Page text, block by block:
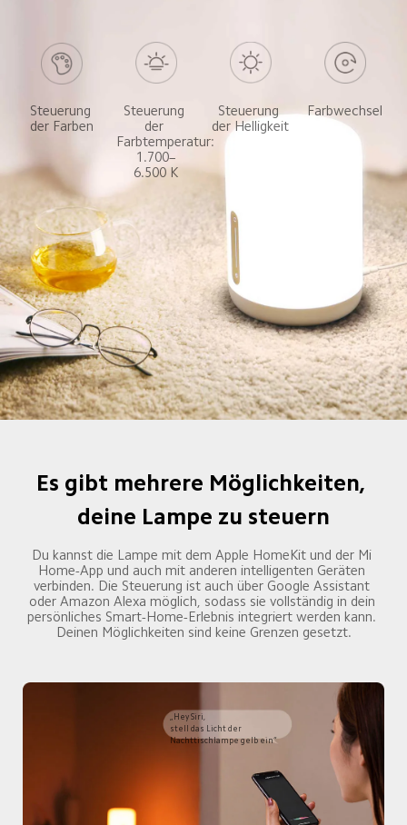
Steuerung
der Farben
Steuerung
der
Farbtemperatur:
1.700–
6.500 K
Steuerung
der Helligkeit
Farbwechsel
Es gibt mehrere Möglichkeiten,
deine Lampe zu steuern
Du kannst die Lampe mit dem Apple HomeKit und der Mi
Home-App und auch mit anderen intelligenten Geräten
verbinden. Die Steuerung ist auch über Google Assistant
oder Amazon Alexa möglich, sodass sie vollständig in dein
persönliches Smart-Home-Erlebnis integriert werden kann.
Deinen Möglichkeiten sind keine Grenzen gesetzt.
„Hey Siri,
stell das Licht der
Nachttischlampe gelb ein“